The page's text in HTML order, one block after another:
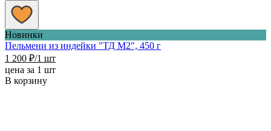
Новинки
Пельмени из индейки "ТД М2", 450 г
1 200 ₽/1 шт
цена за 1 шт
В корзину